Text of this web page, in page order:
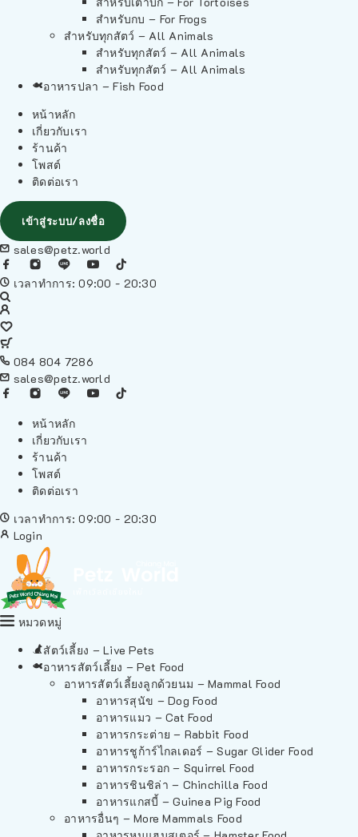
สำหรับกบ – For Frogs
สำหรับทุกสัตว์ – All Animals
สำหรับทุกสัตว์ – All Animals
สำหรับทุกสัตว์ – All Animals
อาหารปลา – Fish Food
หน้าหลัก
เกี่ยวกับเรา
ร้านค้า
โพสต์
ติดต่อเรา
เข้าสู่ระบบ/ลงชื่อ
sales@petz.world
เวลาทำการ: 09:00 - 20:30
084 804 7286
sales@petz.world
หน้าหลัก
เกี่ยวกับเรา
ร้านค้า
โพสต์
ติดต่อเรา
เวลาทำการ: 09:00 - 20:30
Login
หมวดหมู่
สัตว์เลี้ยง – Live Pets
อาหารสัตว์เลี้ยง – Pet Food
อาหารสัตว์เลี้ยงลูกด้วยนม – Mammal Food
อาหารสุนัข – Dog Food
อาหารแมว – Cat Food
อาหารกระต่าย – Rabbit Food
อาหารชูก้าร์ไกลเดอร์ – Sugar Glider Food
อาหารกระรอก – Squirrel Food
อาหารชินชิล่า – Chinchilla Food
อาหารแกสบี้ – Guinea Pig Food
อาหารอื่นๆ – More Mammals Food